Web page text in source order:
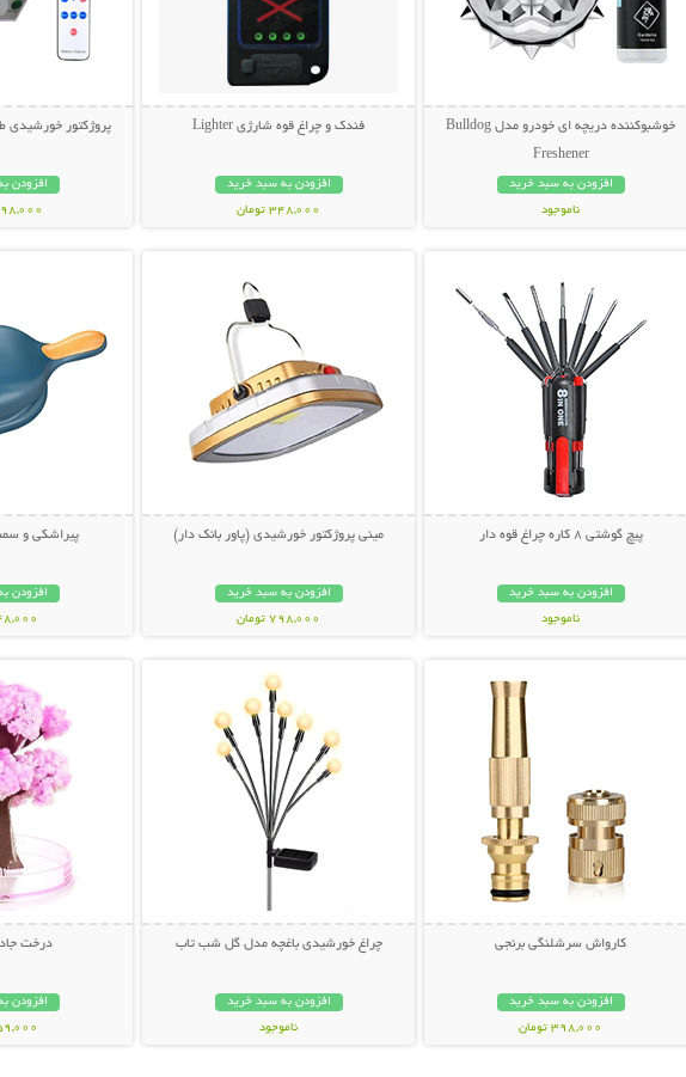
خوشبوکننده دریچه ای خودرو مدل Bulldog
Freshener
افزودن به سبد خرید
ناموجود
فندک و چراغ قوه شارژی Lighter
افزودن به سبد خرید
348,000 تومان
پروژکتور خورشیدی
افزودن
1,198,000
پیچ گوشتی 8 کاره چراغ قوه دار
افزودن به سبد خرید
ناموجود
مینی پروژکتور خورشیدی (پاور بانک دار)
افزودن به سبد خرید
798,000 تومان
پیراشکی و
افزودن
448,000
کارواش سرشلنگی برنجی
افزودن به سبد خرید
398,000 تومان
چراغ خورشیدی باغچه مدل گل شب تاب
افزودن به سبد خرید
ناموجود
درخت
افزودن
259,000